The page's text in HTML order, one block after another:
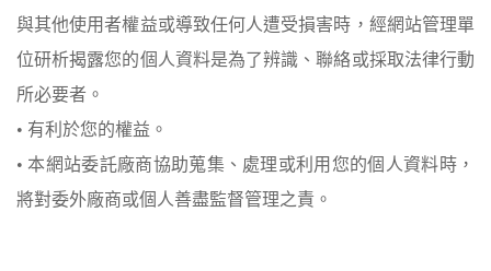
與其他使用者權益或導致任何人遭受損害時，經網站管理單
位研析揭露您的個人資料是為了辨識、聯絡或採取法律行動
所必要者。
• 有利於您的權益。
• 本網站委託廠商協助蒐集、處理或利用您的個人資料時，
將對委外廠商或個人善盡監督管理之責。